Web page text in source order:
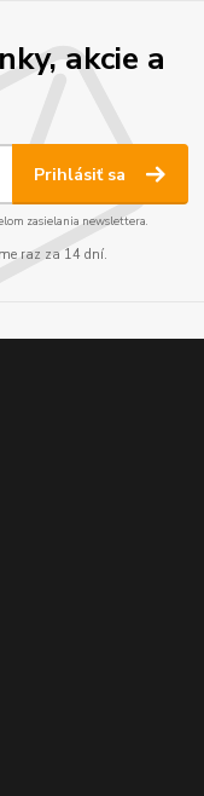
akcie a
Prihlásiť sa
zasielania newslettera.
raz za 14 dní.